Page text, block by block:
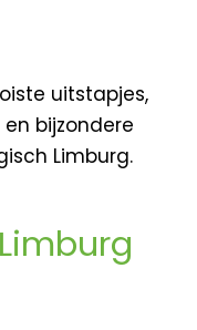
uitstapjes,
bijzondere
Limburg.